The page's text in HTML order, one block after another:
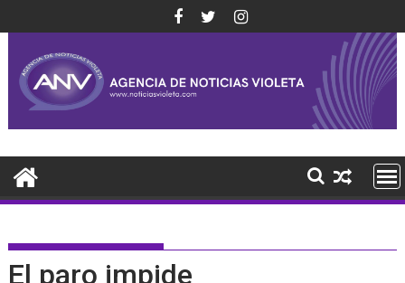
al
contenido
El paro impide